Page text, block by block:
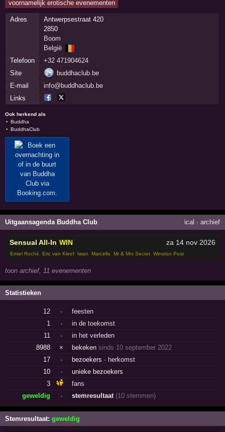
voornamelijk erotische evenementen
Adres
Antwerpsestraat 420
2850
Boom
België 🇧🇪
Telefoon
+32 471904624
Site
buddhaclub.be
E-mail
info@buddhaclub.be
Links
Ook herkend als
Buddha
BuddhaClub
Uitgaansagenda Buddha Club ical · archief
Sensual All-In WIN za 14 nov 2026
Emiel Roché ,Eric van Kleef Iwan ,Marcello ,Mr & Mrs Secret ,Winston Post
toon archief, 11 evenementen
Statistieken
12 ·
feesten
1
·
in de toekomst
11
·
in het verleden
8988
× bekekensinds 10 september 2022
17
· bezoekers · herkomst
10
·
unieke bezoekers
3
fans
geweldig
· stemresultaat (10 stemmen)
Stemresultaat:geweldig